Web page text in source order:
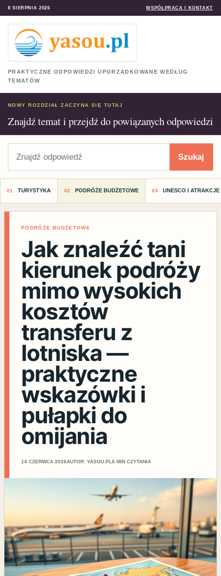
8 SIERPNIA 2026 WSPÓŁPRACA I KONTAKT
PRAKTYCZNE ODPOWIEDZI UPORZĄDKOWANE WEDŁUG
TEMATÓW
NOWY ROZDZIAŁ ZACZYNA SIĘ TUTAJ
Znajdź temat i przejdź do powiązanych odpowiedzi
Szukaj
TURYSTYKA PODRÓŻE BUDŻETOWE UNESCO I
PODRÓŻE BUDŻETOWE
Jak znaleźć tani
kierunek podróży
mimo wysokich
kosztów
transferu z
lotniska —
praktyczne
wskazówki i
pułapki do
omijania
14 CZERWCA 2026AUTOR: YASOU.PL 6 MIN CZYTANIA